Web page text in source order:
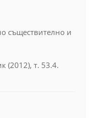
съществително и
(2012), т. 53.4.